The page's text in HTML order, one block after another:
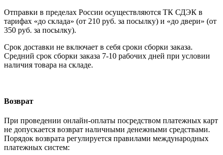
Отправки в пределах России осуществляются ТК СДЭК в
тарифах «до склада» (от 210 руб. за посылку) и «до двери» (от
350 руб. за посылку).
Срок доставки не включает в себя сроки сборки заказа.
Средний срок сборки заказа 7-10 рабочих дней при условии
наличия товара на складе.
Возврат
При проведении онлайн-оплаты посредством платежных карт
не допускается возврат наличными денежными средствами.
Порядок возврата регулируется правилами международных
платежных систем: